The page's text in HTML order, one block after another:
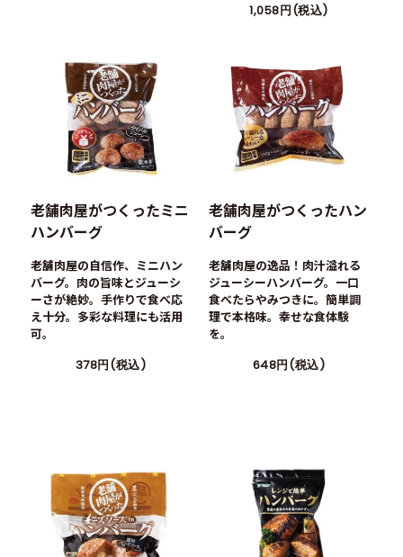
1,058円(税込)
老舗肉屋がつくったミニ
ハンバーグ
老舗肉屋の自信作、ミニハン
バーグ。肉の旨味とジューシ
ーさが絶妙。手作りで食べ応
え十分。多彩な料理にも活用
可。
378円(税込)
老舗肉屋がつくったハン
バーグ
老舗肉屋の逸品！肉汁溢れる
ジューシーハンバーグ。一口
食べたらやみつきに。簡単調
理で本格味。幸せな食体験
を。
648円(税込)